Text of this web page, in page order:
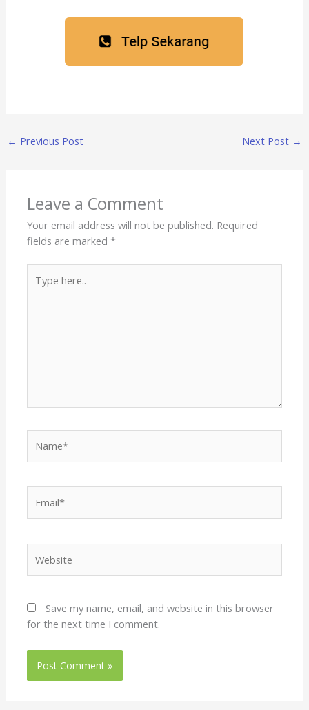
← Previous Post Next Post →
Leave a Comment
Your email address will not be published. Required
fields are marked*
here..
Save my name, email, and website in this browser
for the next time I comment.